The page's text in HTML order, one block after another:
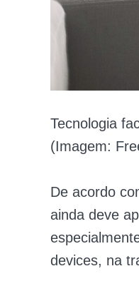
Tecnologia
(Imagem:
De acordo
ainda deve
devices, na